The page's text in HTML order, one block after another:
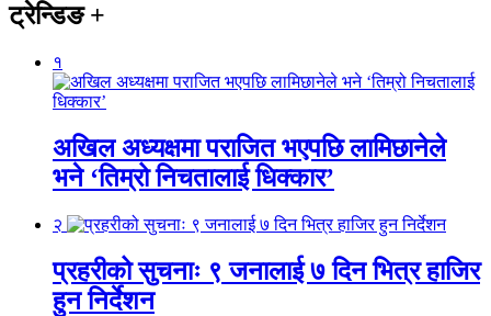
ट्रेन्डिङ+
१
अखिल अध्यक्षमा पराजित भएपछि लामिछानेले
भने ‘तिम्रो निचतालाई धिक्कार’
२
प्रहरीको सुचनाः ९ जनालाई ७ दिन भित्र हाजिर
हुन निर्देशन